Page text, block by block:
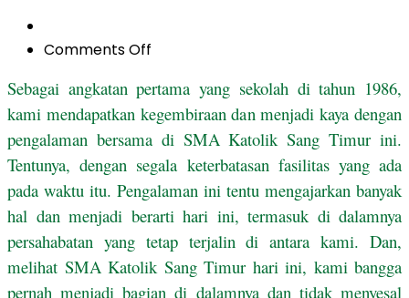
Comments Off
Chandradinata,
Angkatan
89
Sebagai angkatan pertama yang sekolah di tahun 1986,
kami mendapatkan kegembiraan dan menjadi kaya dengan
pengalaman bersama di SMA Katolik Sang Timur ini.
Tentunya, dengan segala keterbatasan fasilitas yang ada
pada waktu itu. Pengalaman ini tentu mengajarkan banyak
hal dan menjadi berarti hari ini, termasuk di dalamnya
persahabatan yang tetap terjalin di antara kami. Dan,
melihat SMA Katolik Sang Timur hari ini, kami bangga
pernah menjadi bagian di dalamnya dan tidak menyesal